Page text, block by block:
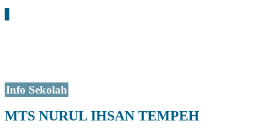
Info Sekolah
MTS NURUL IHSAN TEMPEH